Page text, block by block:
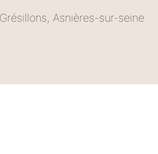
Asnières-sur-seine